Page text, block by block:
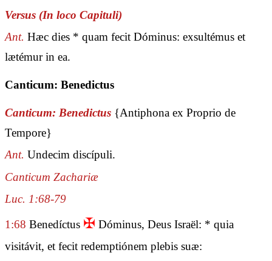
Versus (In loco Capituli)
Ant. Hæc dies * quam fecit Dóminus: exsultémus et
lætémur in ea.
Canticum: Benedictus
Canticum: Benedictus {Antiphona ex Proprio de
Tempore}
Ant. Undecim discípuli.
Canticum Zachariæ
Luc. 1:68-79
1:68 Benedíctus ✠ Dóminus, Deus Israël: * quia
visitávit, et fecit redemptiónem plebis suæ: